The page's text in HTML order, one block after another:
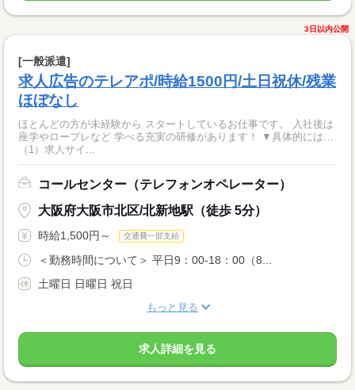
3日以内公開
[一般派遣]
求人広告のテレアポ/時給1500円/土日祝休/残業
ほぼなし
ほとんどの方が未経験から スタートしているお仕事です。 入社後は
座学やロープレなど 学べる充実の研修があります！ ▼具体的には…
（1）求人サイ...
コールセンター（テレフォンオペレーター）
大阪府大阪市北区/北新地駅（徒歩 5分）
時給1,500円～ 交通費一部支給
＜勤務時間について＞ 平日9：00-18：00（8...
土曜日 日曜日 祝日
もっと見る
求人詳細を見る